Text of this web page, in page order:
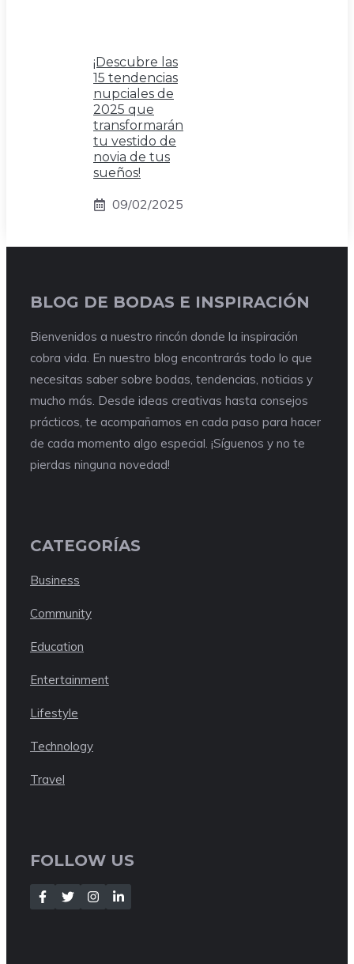
¡Descubre las
15 tendencias
nupciales de
2025 que
transformarán
tu vestido de
novia de tus
sueños!
09/02/2025
BLOG DE BODAS E INSPIRACIÓN
Bienvenidos a nuestro rincón donde la inspiración
cobra vida. En nuestro blog encontrarás todo lo que
necesitas saber sobre bodas, tendencias, noticias y
mucho más. Desde ideas creativas hasta consejos
prácticos, te acompañamos en cada paso para hacer
de cada momento algo especial. ¡Síguenos y no te
pierdas ninguna novedad!
CATEGORÍAS
Business
Community
Education
Entertainment
Lifestyle
Technology
Travel
FOLLOW US